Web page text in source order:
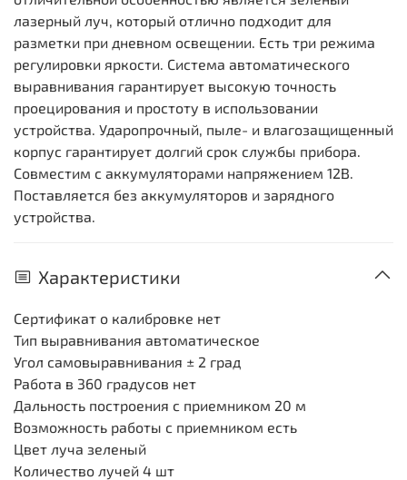
лазерный луч, который отлично подходит для
разметки при дневном освещении. Есть три режима
регулировки яркости. Система автоматического
выравнивания гарантирует высокую точность
проецирования и простоту в использовании
устройства. Ударопрочный, пыле- и влагозащищенный
корпус гарантирует долгий срок службы прибора.
Совместим с аккумуляторами напряжением 12В.
Поставляется без аккумуляторов и зарядного
устройства.
Характеристики
Сертификат о калибровке нет
Тип выравнивания автоматическое
Угол самовыравнивания ± 2 град
Работа в 360 градусов нет
Дальность построения с приемником 20 м
Возможность работы с приемником есть
Цвет луча зеленый
Количество лучей 4 шт